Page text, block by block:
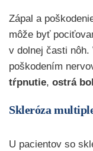
Zápal a
môže byť
v dolnej časti
poškodením
tŕpnutie, ostrá
Skleróza
U pacientov so